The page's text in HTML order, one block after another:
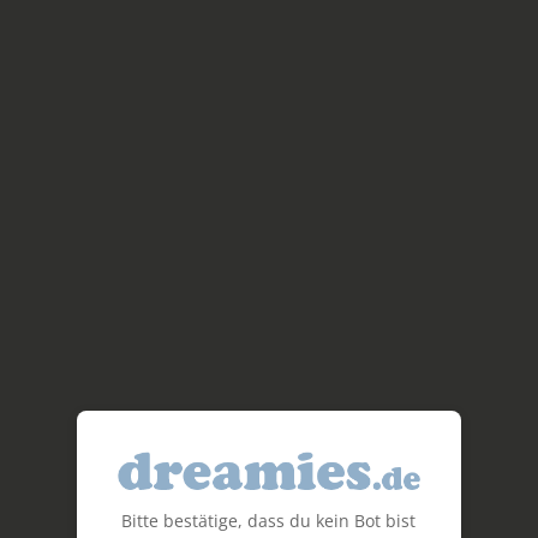
Bitte bestätige, dass du kein Bot bist